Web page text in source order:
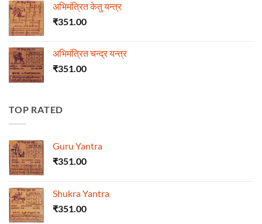
अभिमंत्रित केतु यन्त्र
₹351.00
अभिमंत्रित चन्द्र यन्त्र
₹351.00
TOP RATED
Guru Yantra
₹351.00
Shukra Yantra
₹351.00